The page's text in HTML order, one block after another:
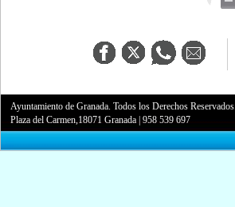
Ayuntamiento de Granada. Todos los Derechos Reservados.
Plaza del Carmen,18071 Granada |958 539 697